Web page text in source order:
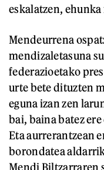
eskalatzen,
Mendeurrena
mendizaletasuna
federazioetako
urte bete dituzten
eguna izan zen
bai, baina batez
Eta aurrerantzean
borondatea
Mendi Biltzarraren